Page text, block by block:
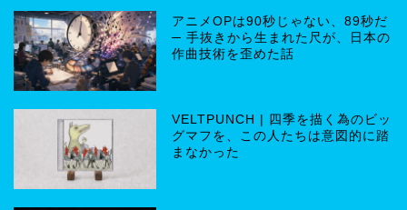
アニメOPは90秒じゃない、89秒だ
─ 手抜きから生まれた尺が、日本の
作曲技術を歪めた話
VELTPUNCH | 四季を描く為のビッ
グマフを、この人たちは意図的に踏
まなかった